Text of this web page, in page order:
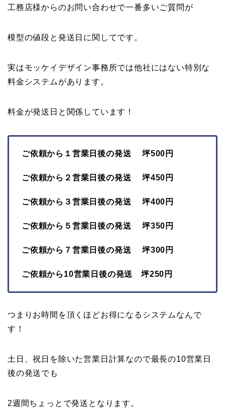
工務店様からのお問い合わせで一番多いご質問が
模型の値段と発送日に関してです。
実はモッケイデザイン事務所では他社にはない特別な
料金システムがあります。
料金が発送日と関係しています！
ご依頼から１営業日後の発送 坪500円
ご依頼から２営業日後の発送 坪450円
ご依頼から３営業日後の発送 坪400円
ご依頼から５営業日後の発送 坪350円
ご依頼から７営業日後の発送 坪300円
ご依頼から10営業日後の発送 坪250円
つまりお時間を頂くほどお得になるシステムなんで
す！
土日、祝日を除いた営業日計算なので最長の10営業日
後の発送でも
2週間ちょっとで発送となります。